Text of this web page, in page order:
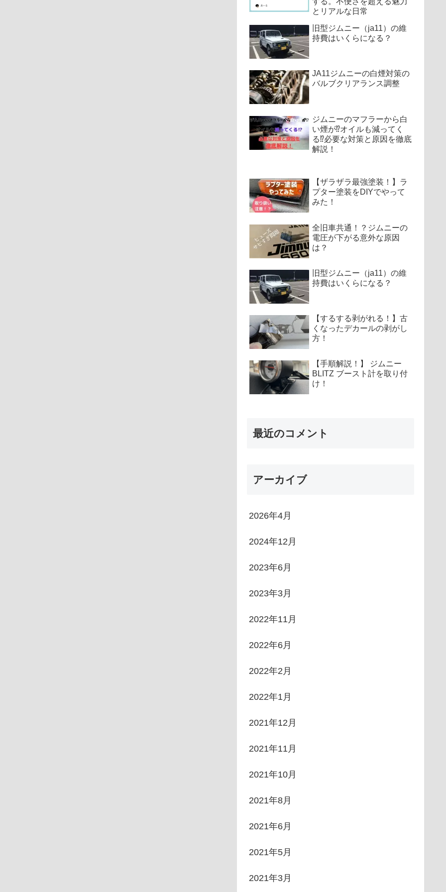
とリアルな日常
旧型ジムニー（ja11）の維
持費はいくらになる？
JA11ジムニーの白煙対策の
バルブクリアランス調整
ジムニーのマフラーから白
い煙が⁉︎オイルも減ってく
る⁉︎必要な対策と原因を徹底
解説！
【ザラザラ最強塗装！】ラ
プター塗装をDIYでやって
みた！
全旧車共通！？ジムニーの
電圧が下がる意外な原因
は？
旧型ジムニー（ja11）の維
持費はいくらになる？
【するする剥がれる！】古
くなったデカールの剥がし
方！
【手順解説！】 ジムニー
BLITZ ブースト計を取り付
け！
最近のコメント
アーカイブ
2026年4月
2024年12月
2023年6月
2023年3月
2022年11月
2022年6月
2022年2月
2022年1月
2021年12月
2021年11月
2021年10月
2021年8月
2021年6月
2021年5月
2021年3月